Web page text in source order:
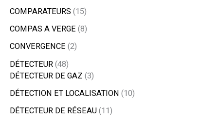
COMPARATEURS 15
COMPAS A VERGE 8
CONVERGENCE 2
DÉTECTEUR 48
DÉTECTEUR DE GAZ 3
DÉTECTION ET LOCALISATION 10
DÉTECTEUR DE RÉSEAU 11